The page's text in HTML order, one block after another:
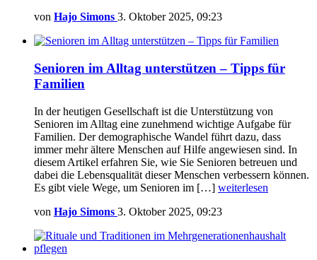
von Hajo Simons 3. Oktober 2025, 09:23
Senioren im Alltag unterstützen – Tipps für
Familien
In der heutigen Gesellschaft ist die Unterstützung von
Senioren im Alltag eine zunehmend wichtige Aufgabe für
Familien. Der demographische Wandel führt dazu, dass
immer mehr ältere Menschen auf Hilfe angewiesen sind. In
diesem Artikel erfahren Sie, wie Sie Senioren betreuen und
dabei die Lebensqualität dieser Menschen verbessern können.
Es gibt viele Wege, um Senioren im […] weiterlesen
von Hajo Simons 3. Oktober 2025, 09:23